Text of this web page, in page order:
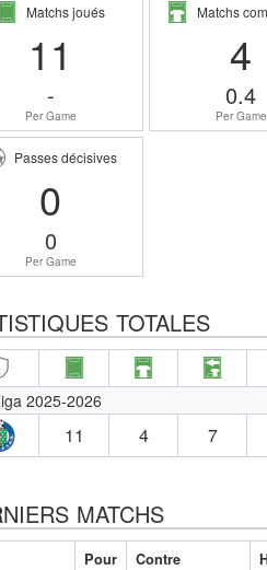
Matchs joués
11
-
Per Game
Matchs
4
0.4
Per Game
Passes décisives
0
0
Per Game
TOTALES
2025-2026
11 4 7
MATCHS
Pour Contre